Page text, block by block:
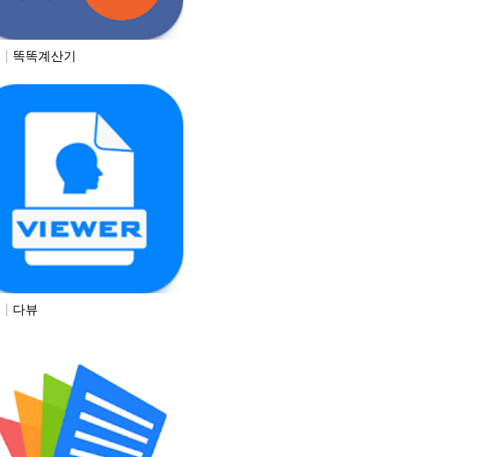
똑똑계산기
다뷰